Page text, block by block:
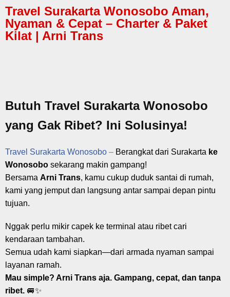
Travel Surakarta Wonosobo Aman,
Nyaman & Cepat – Charter & Paket
Kilat | Arni Trans
Butuh Travel Surakarta Wonosobo
yang Gak Ribet? Ini Solusinya!
Travel Surakarta Wonosobo – Berangkat dari Surakarta ke
Wonosobo sekarang makin gampang!
Bersama Arni Trans, kamu cukup duduk santai di rumah,
kami yang jemput dan langsung antar sampai depan pintu
tujuan.
Nggak perlu mikir capek ke terminal atau ribet cari
kendaraan tambahan.
Semua udah kami siapkan—dari armada nyaman sampai
layanan ramah.
Mau simple? Arni Trans aja. Gampang, cepat, dan tanpa
ribet. 🚐✨